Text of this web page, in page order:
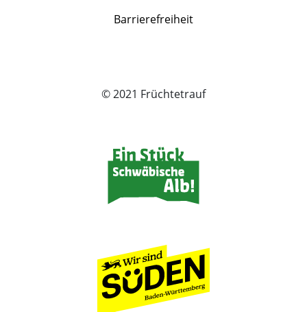
© 2021 Früchtetrauf
Barrierefreiheit